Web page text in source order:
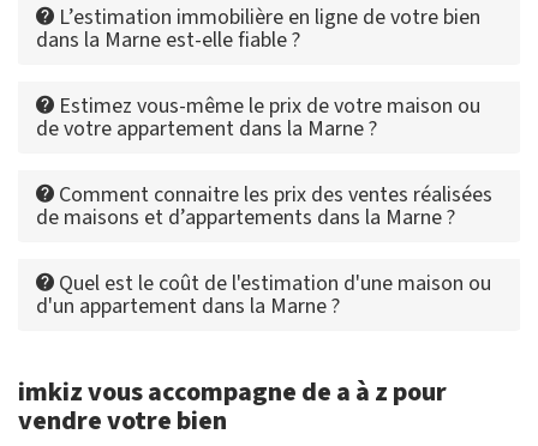
L’estimation immobilière en ligne de votre bien
dans la Marne est-elle fiable ?
Estimez vous-même le prix de votre maison ou
de votre appartement dans la Marne ?
Comment connaitre les prix des ventes réalisées
de maisons et d’appartements dans la Marne ?
Quel est le coût de l'estimation d'une maison ou
d'un appartement dans la Marne ?
imkiz vous accompagne de a à z pour
vendre votre bien